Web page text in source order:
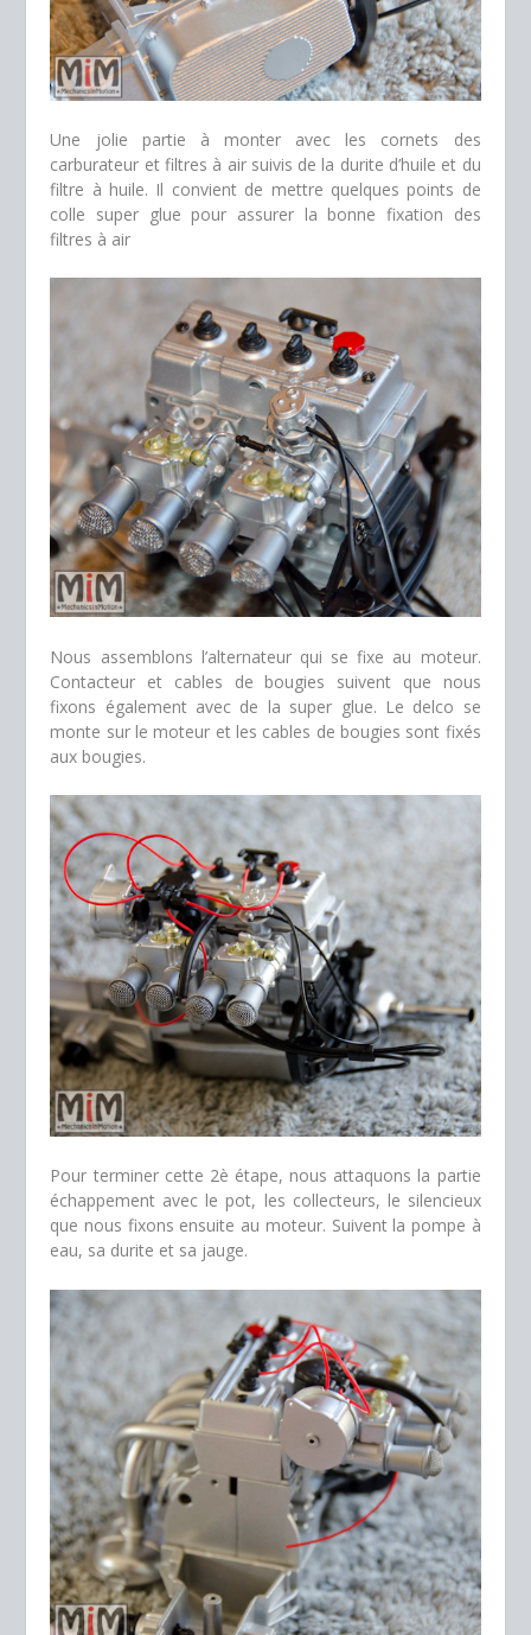
Une jolie partie à monter avec les cornets des
carburateur et filtres à air suivis de la durite d’huile et du
filtre à huile. Il convient de mettre quelques points de
colle super glue pour assurer la bonne fixation des
filtres à air
Nous assemblons l’alternateur qui se fixe au moteur.
Contacteur et cables de bougies suivent que nous
fixons également avec de la super glue. Le delco se
monte sur le moteur et les cables de bougies sont fixés
aux bougies.
Pour terminer cette 2è étape, nous attaquons la partie
échappement avec le pot, les collecteurs, le silencieux
que nous fixons ensuite au moteur. Suivent la pompe à
eau, sa durite et sa jauge.